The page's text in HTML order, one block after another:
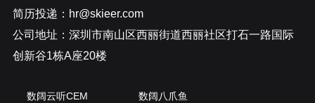
数阔云听CEM 数阔八爪鱼
简历投递：hr@skieer.com
公司地址：深圳市南山区西丽街道西丽社区打石一路国际
创新谷1栋A座20楼